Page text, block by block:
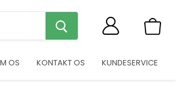
OS KONTAKT OS KUNDESERVICE